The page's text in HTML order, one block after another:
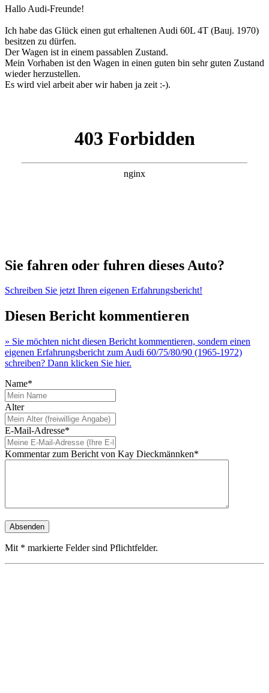
Hallo Audi-Freunde!
Ich habe das Glück einen gut erhaltenen Audi 60L 4T (Bauj. 1970)
besitzen zu dürfen.
Der Wagen ist in einem passablen Zustand.
Mein Vorhaben ist den Wagen in einen guten bin sehr guten Zustand
wieder herzustellen.
Es wird viel arbeit aber wir haben ja zeit :-).
Sie fahren oder fuhren dieses Auto?
Schreiben Sie jetzt Ihren eigenen Erfahrungsbericht!
Diesen Bericht kommentieren
» Sie möchten nicht diesen Bericht kommentieren, sondern einen
eigenen Erfahrungsbericht zum Audi 60/75/80/90 (1965-1972)
schreiben? Dann klicken Sie hier.
Name*
Alter
E-Mail-Adresse*
Kommentar zum Bericht von Kay Dieckmännken*
Mit * markierte Felder sind Pflichtfelder.